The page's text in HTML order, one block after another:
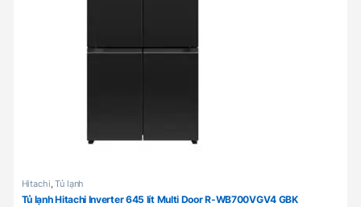
Hitachi,Tủ lạnh
Tủ lạnh Hitachi Inverter 645 lít Multi Door R-WB700VGV4 GBK